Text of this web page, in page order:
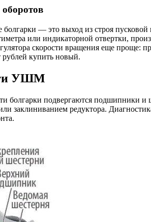
болгарки — это выход из строя
или индикаторной отвертки,
скорости вращения еще
рублей купить новый.
УШМ
болгарки подвергаются подшипники
редуктора.